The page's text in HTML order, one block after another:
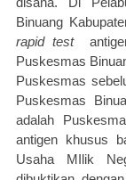
Binuang
rapid test
Puskesmas
Puskesmas
Puskesmas
adalah
antigen khusus
Usaha MIlik